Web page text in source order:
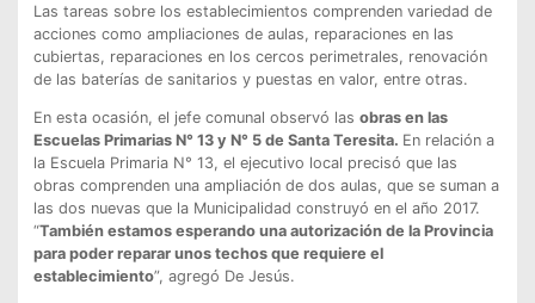
Las tareas sobre los establecimientos comprenden variedad de
acciones como ampliaciones de aulas, reparaciones en las
cubiertas, reparaciones en los cercos perimetrales, renovación
de las baterías de sanitarios y puestas en valor, entre otras.
En esta ocasión, el jefe comunal observó las obras en las
Escuelas Primarias N° 13 y N° 5 de Santa Teresita. En relación a
la Escuela Primaria N° 13, el ejecutivo local precisó que las
obras comprenden una ampliación de dos aulas, que se suman a
las dos nuevas que la Municipalidad construyó en el año 2017.
“También estamos esperando una autorización de la Provincia
para poder reparar unos techos que requiere el
establecimiento”, agregó De Jesús.